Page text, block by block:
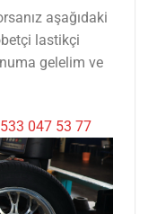
aşağıdaki
lastikçi
gelelim ve
047 53 77